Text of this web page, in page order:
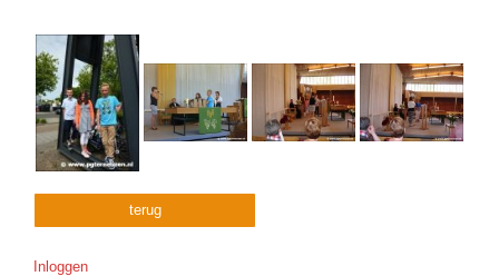
terug
Inloggen